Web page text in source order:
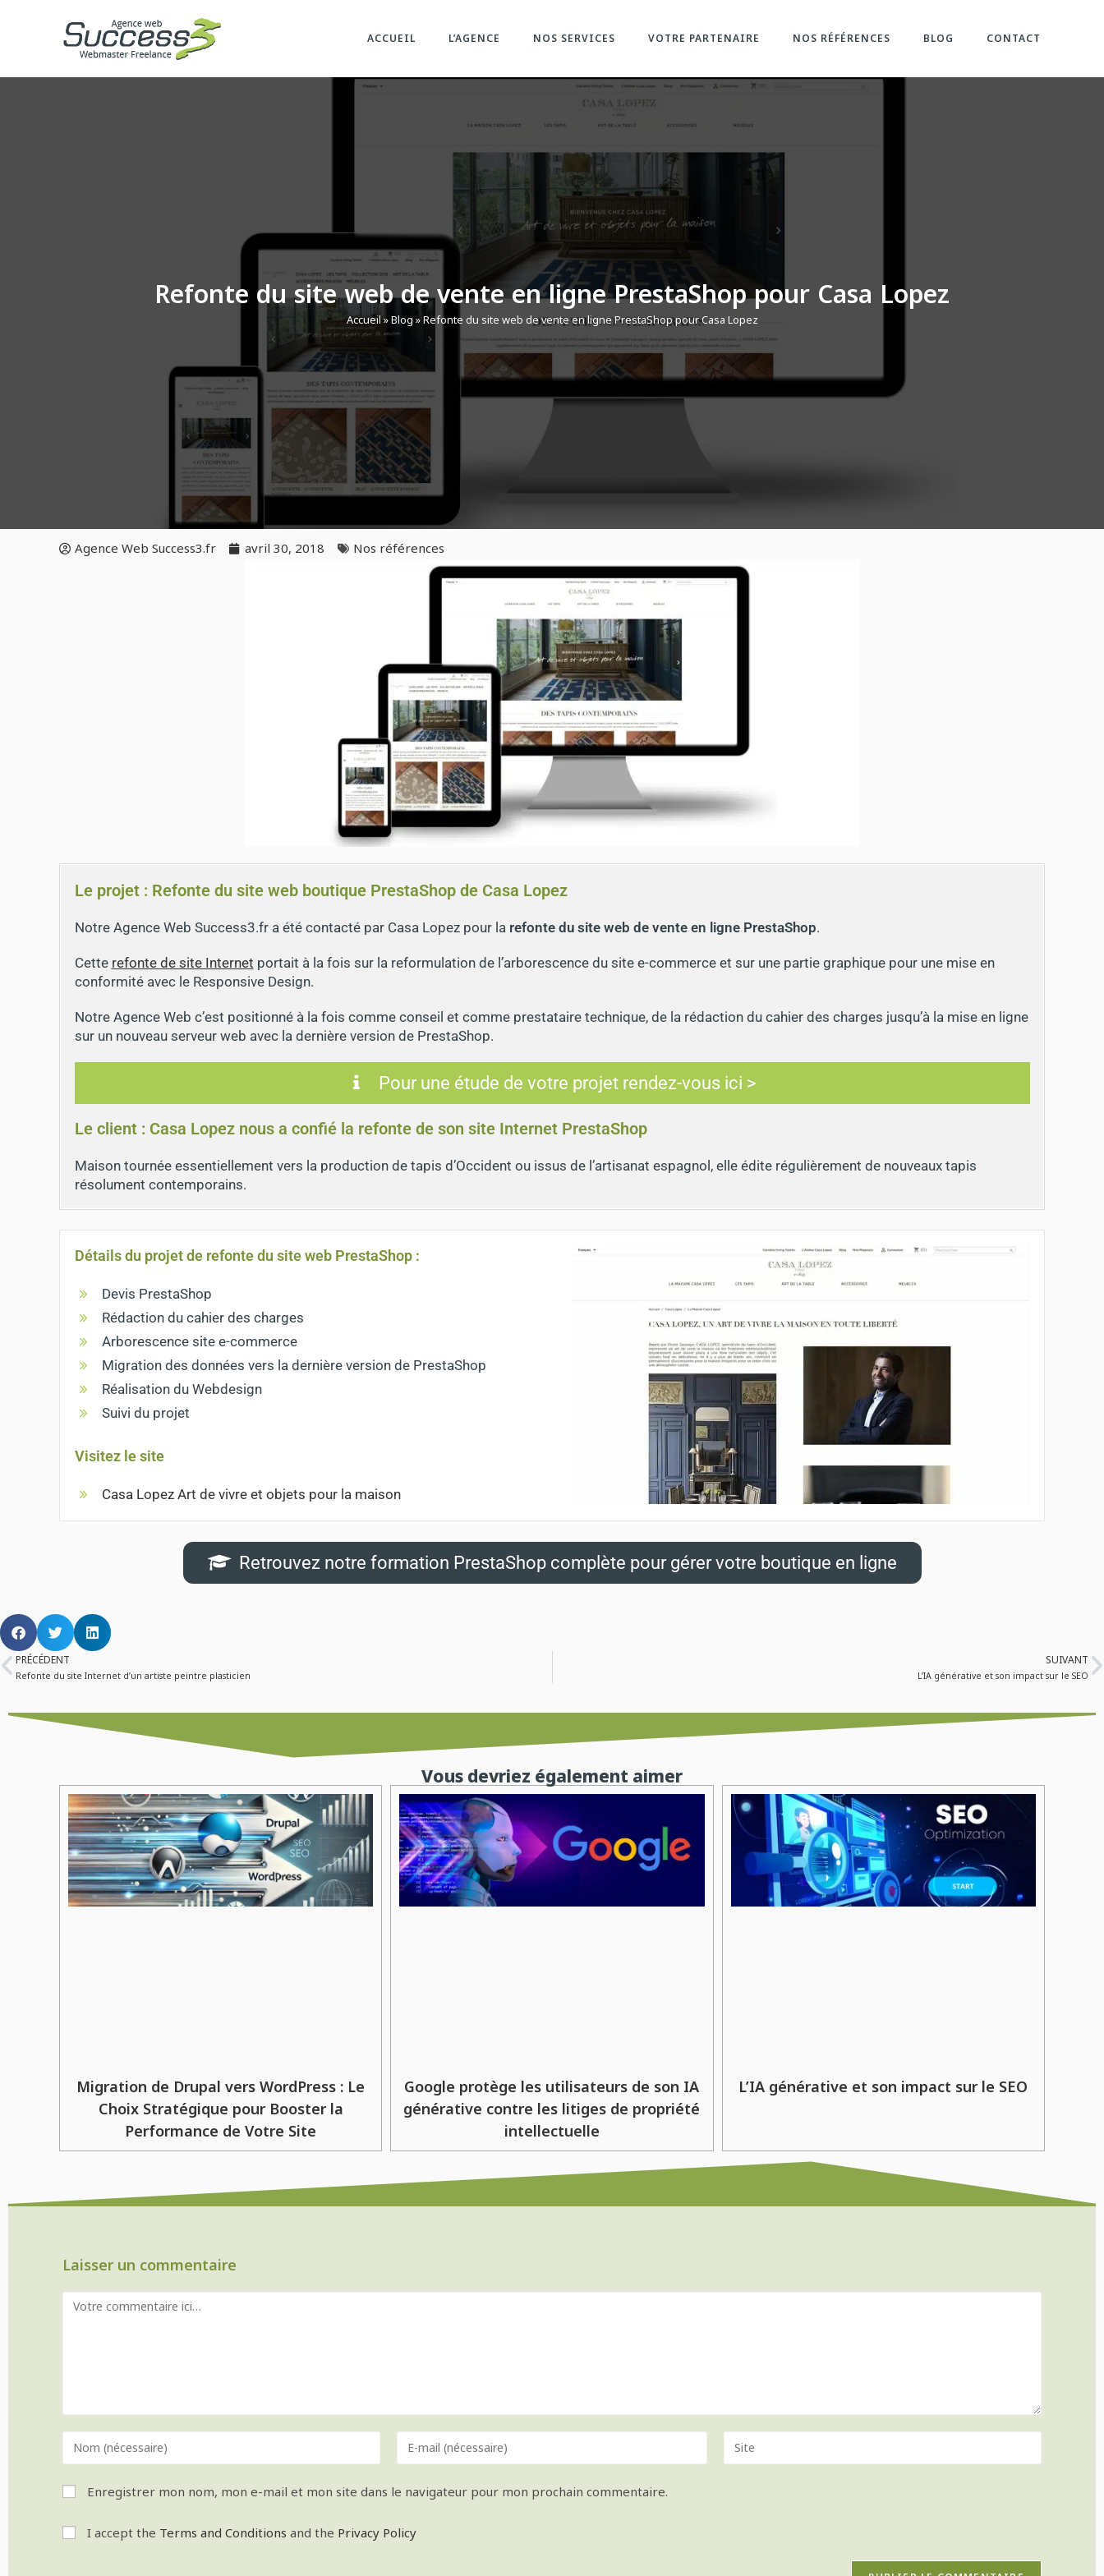
ACCUEIL L’AGENCE NOS SERVICES VOTRE PARTENAIRE NOS RÉFÉRENCES BLOG CONTACT
Refonte du site web de vente en ligne PrestaShop pour Casa Lopez
Accueil»Blog »Refonte du site web de vente en ligne PrestaShop pour Casa Lopez
Agence Web Success3.fr avril 30, 2018 Nos références
Le projet : Refonte du site web boutique PrestaShop de Casa Lopez
Notre Agence Web Success3.fr a été contacté par Casa Lopez pour la refonte du site web de vente en ligne PrestaShop.
Cette refonte de site Internet portait à la fois sur la reformulation de l’arborescence du site e-commerce et sur une partie graphique pour une mise en
conformité avec le Responsive Design.
Notre Agence Web c’est positionné à la fois comme conseil et comme prestataire technique, de la rédaction du cahier des charges jusqu’à la mise en ligne
sur un nouveau serveur web avec la dernière version de PrestaShop.
Pour une étude de votre projet rendez-vous ici >
Le client : Casa Lopez nous a confié la refonte de son site Internet PrestaShop
Maison tournée essentiellement vers la production de tapis d’Occident ou issus de l’artisanat espagnol, elle édite régulièrement de nouveaux tapis
résolument contemporains.
Détails du projet de refonte du site web PrestaShop :
Devis PrestaShop
Rédaction du cahier des charges
Arborescence site e-commerce
Migration des données vers la dernière version de PrestaShop
Réalisation du Webdesign
Suivi du projet
Visitez le site
Casa Lopez Art de vivre et objets pour la maison
Retrouvez notre formation PrestaShop complète pour gérer votre boutique en ligne
PRÉCÉDENT
Refonte du site Internet d’un artiste peintre plasticien
SUIVANT
L’IA générative et son impact sur le SEO
Vous devriez également aimer
Migration de Drupal vers WordPress : Le
Choix Stratégique pour Booster la
Performance de Votre Site
Google protège les utilisateurs de son IA
générative contre les litiges de propriété
intellectuelle
L’IA générative et son impact sur le SEO
Laisser un commentaire
Enregistrer mon nom, mon e-mail et mon site dans le navigateur pour mon prochain commentaire.
I accept the Terms and Conditions and the Privacy Policy